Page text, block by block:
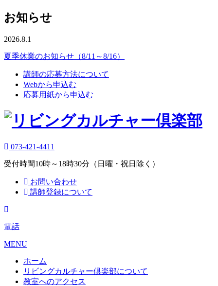
お知らせ
2026.8.1
夏季休業のお知らせ（8/11～8/16）
講師の応募方法について
Webから申込む
応募用紙から申込む
073-421-4411
受付時間10時～18時30分（日曜・祝日除く）
お問い合わせ
講師登録について
電話
MENU
ホーム
リビングカルチャー倶楽部について
教室へのアクセス